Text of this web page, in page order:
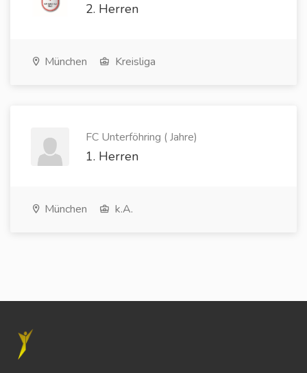
2. Herren
München Kreisliga
FC Unterföhring ( Jahre)
1. Herren
München k.A.